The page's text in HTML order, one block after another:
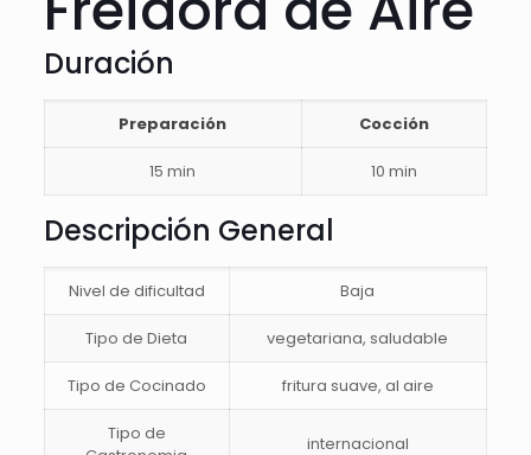
Duración
Preparación Cocción
15 min 10 min
Descripción General
Nivel de dificultad Baja
Tipo de Dieta vegetariana, saludable
Tipo de Cocinado fritura suave, al aire
Tipo de
internacional